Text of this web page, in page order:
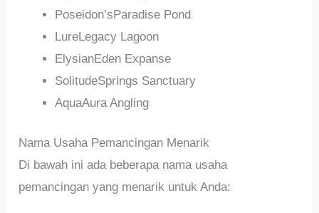
Poseidon’sParadise Pond
LureLegacy Lagoon
ElysianEden Expanse
SolitudeSprings Sanctuary
AquaAura Angling
Nama Usaha Pemancingan Menarik
Di bawah ini ada beberapa nama usaha
pemancingan yang menarik untuk Anda: